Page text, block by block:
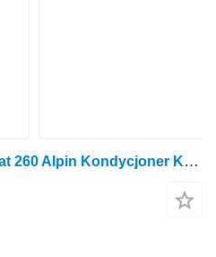
Pottinger Cat 220 Alpin Cat 260 Alpin Kondycjoner Kosiarka Dysko